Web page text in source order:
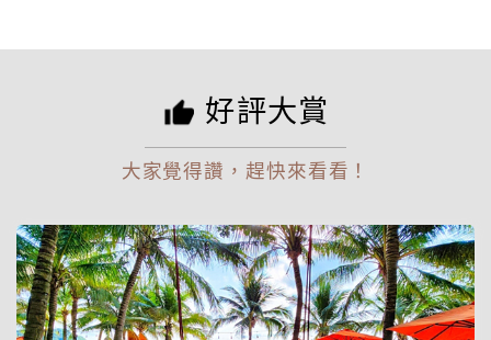
好評大賞
大家覺得讚，趕快來看看！